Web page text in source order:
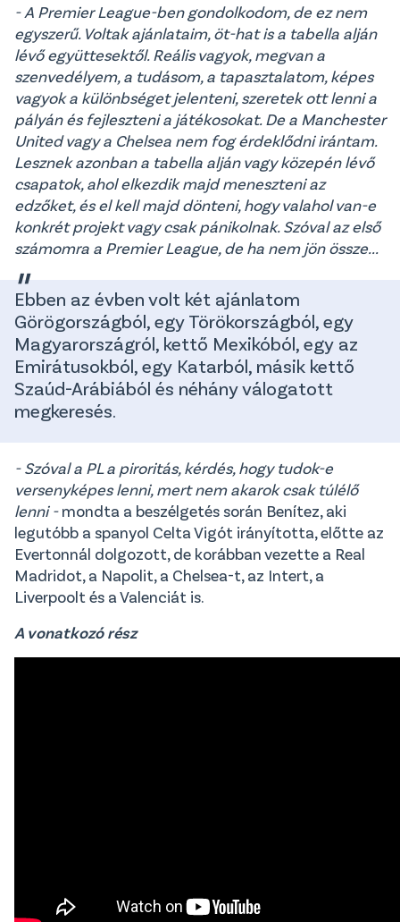
- A Premier League-ben gondolkodom, de ez nem
egyszerű. Voltak ajánlataim, öt-hat is a tabella alján
lévő együttesektől. Reális vagyok, megvan a
szenvedélyem, a tudásom, a tapasztalatom, képes
vagyok a különbséget jelenteni, szeretek ott lenni a
pályán és fejleszteni a játékosokat. De a Manchester
United vagy a Chelsea nem fog érdeklődni irántam.
Lesznek azonban a tabella alján vagy közepén lévő
csapatok, ahol elkezdik majd meneszteni az
edzőket, és el kell majd dönteni, hogy valahol van-e
konkrét projekt vagy csak pánikolnak. Szóval az első
számomra a Premier League, de ha nem jön össze...
Ebben az évben volt két ajánlatom
Görögországból, egy Törökországból, egy
Magyarországról, kettő Mexikóból, egy az
Emirátusokból, egy Katarból, másik kettő
Szaúd-Arábiából és néhány válogatott
megkeresés.
- Szóval a PL a piroritás, kérdés, hogy tudok-e
versenyképes lenni, mert nem akarok csak túlélő
lenni -mondta a beszélgetés során Benítez, aki
legutóbb a spanyol Celta Vigót irányította, előtte az
Evertonnál dolgozott, de korábban vezette a Real
Madridot, a Napolit, a Chelsea-t, az Intert, a
Liverpoolt és a Valenciát is.
A vonatkozó rész